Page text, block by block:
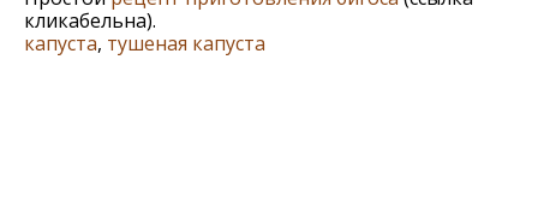
кликабельна).
капуста, тушеная капуста